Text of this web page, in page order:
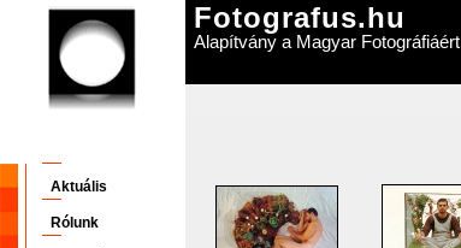
Fotografus.hu
Alapítvány a Magyar Fotográfiáért
Aktuális
Rólunk